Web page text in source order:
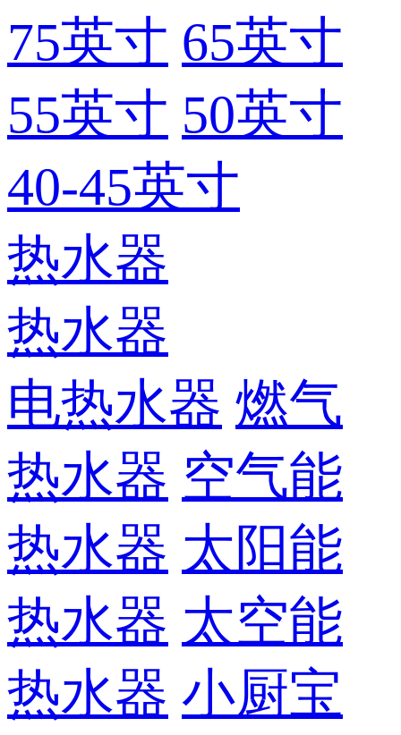
75英寸 65英寸
55英寸 50英寸
40-45英寸
热水器
热水器
电热水器 燃气
热水器 空气能
热水器 太阳能
热水器 太空能
热水器 小厨宝